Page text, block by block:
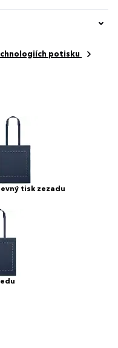
potisku
tisk zezadu